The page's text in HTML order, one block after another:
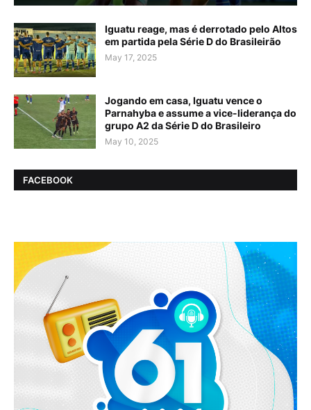
Iguatu reage, mas é derrotado pelo Altos
em partida pela Série D do Brasileirão
May 17, 2025
Jogando em casa, Iguatu vence o
Parnahyba e assume a vice-liderança do
grupo A2 da Série D do Brasileiro
May 10, 2025
FACEBOOK